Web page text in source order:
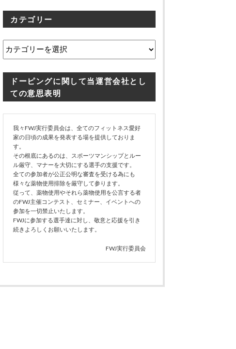
カテゴリー
テ
リ
ドーピングに関して当運営会社とし
ての意思表明
我々FWJ実行委員会は、全てのフィットネス愛好
家の日頃の成果を発表する場を提供しておりま
す。
その根底にあるのは、スポーツマンシップとルー
ル厳守、マナーを大切にする選手の支援です。
全ての参加者が公正公明な審査を受ける為にも
様々な薬物使用排除を厳守して参ります。
従って、薬物使用やそれら薬物使用を公言する者
のFWJ主催コンテスト、セミナー、イベントへの
参加を一切禁止いたします。
FWJに参加する選手達に対し、敬意と応援を引き
続きよろしくお願いいたします。
FWJ実行委員会